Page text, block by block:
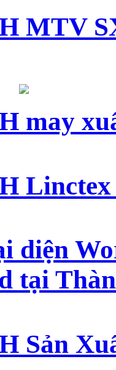
MTV
may
Linctex
diện
tại
Sản